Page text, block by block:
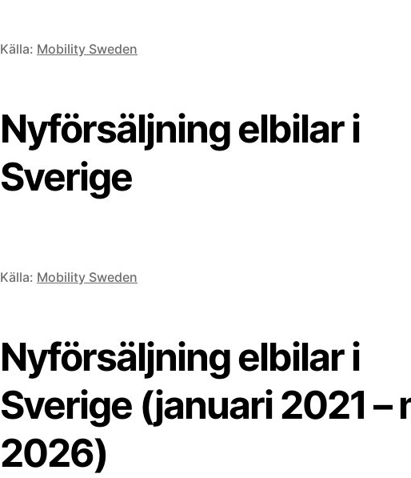
Källa: Mobility Sweden
Nyförsäljning elbilar i
Sverige
Källa: Mobility Sweden
Nyförsäljning elbilar i
Sverige (januari 2021 –
2026)